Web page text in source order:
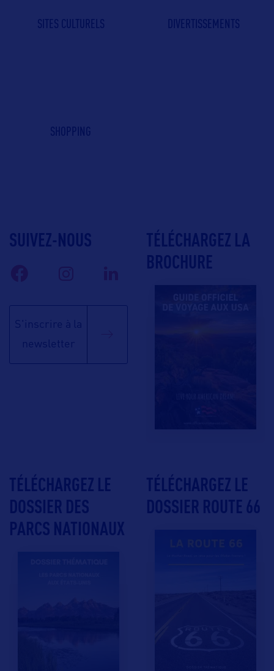
SITES CULTURELS DIVERTISSEMENTS
SHOPPING
SUIVEZ-NOUS
S'inscrire à la
newsletter
TÉLÉCHARGEZ LA
BROCHURE
TÉLÉCHARGEZ LE
DOSSIER DES
PARCS NATIONAUX
TÉLÉCHARGEZ LE
DOSSIER ROUTE 66